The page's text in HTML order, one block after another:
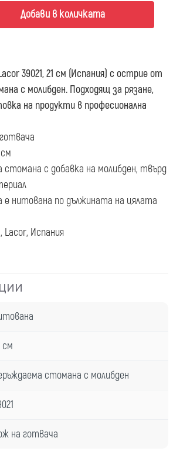
Добави в количката
39021, 21 см (Испания) с острие от
с молибден. Подходящ за рязане,
на продукти в професионална
стомана с добавка на молибден, твърд
нитована по дължината на цялата
Lacor, Испания
см
стомана с молибден
на готвача